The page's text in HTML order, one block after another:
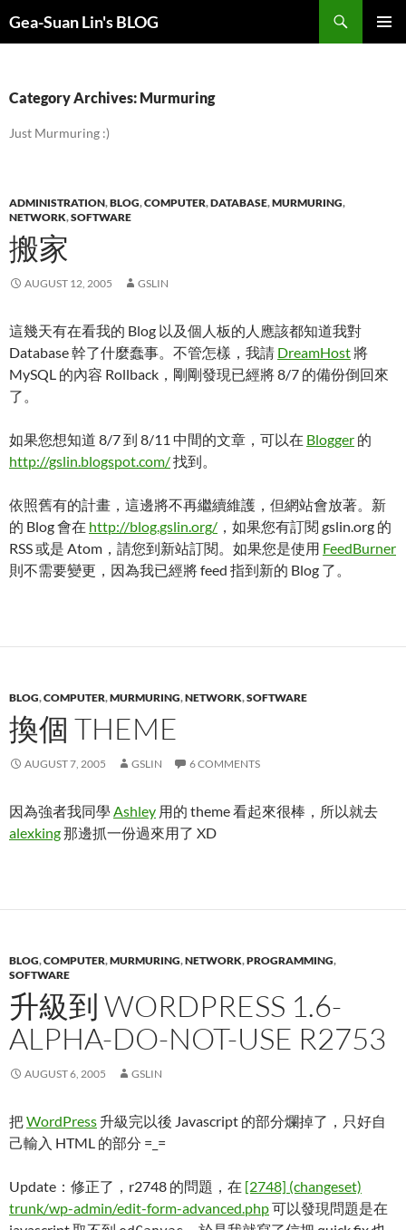
Gea-Suan Lin's BLOG
Category Archives: Murmuring
Just Murmuring :)
ADMINISTRATION,BLOG,COMPUTER,DATABASE,MURMURING,
NETWORK,SOFTWARE
搬家
AUGUST 12, 2005 GSLIN
這幾天有在看我的 Blog 以及個人板的人應該都知道我對
Database 幹了什麼蠢事。不管怎樣，我請 DreamHost 將
MySQL 的內容 Rollback，剛剛發現已經將 8/7 的備份倒回來
了。
如果您想知道 8/7 到 8/11 中間的文章，可以在 Blogger 的
http://gslin.blogspot.com/找到。
依照舊有的計畫，這邊將不再繼續維護，但網站會放著。新
的 Blog 會在 http://blog.gslin.org/ ，如果您有訂閱 gslin.org 的
RSS 或是 Atom，請您到新站訂閱。如果您是使用 FeedBurner
則不需要變更，因為我已經將 feed 指到新的 Blog 了。
BLOG,COMPUTER,MURMURING,NETWORK,SOFTWARE
換個 THEME
AUGUST 7, 2005 GSLIN 6 COMMENTS
因為強者我同學Ashley 用的 theme 看起來很棒，所以就去
alexking那邊抓一份過來用了 XD
BLOG,COMPUTER,MURMURING,NETWORK,PROGRAMMING,
SOFTWARE
升級到 WORDPRESS 1.6-
ALPHA-DO-NOT-USE R2753
AUGUST 6, 2005 GSLIN
把WordPress 升級完以後 Javascript 的部分爛掉了，只好自
己輸入 HTML 的部分 =_=
Update：修正了，r2748 的問題，在 [2748] (changeset)
trunk/wp-admin/edit-form-advanced.php可以發現問題是在